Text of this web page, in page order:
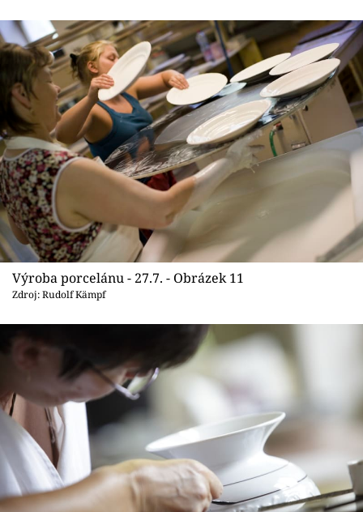
Výroba porcelánu - 27.7. - Obrázek 11
Zdroj: Rudolf Kämpf